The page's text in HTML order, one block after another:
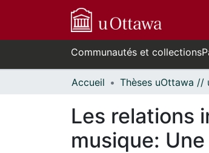
Communautés et collections
Accueil
Les relations
musique: